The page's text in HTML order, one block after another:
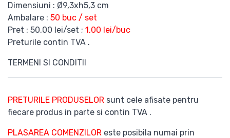
Dimensiuni : Ø9,3xh5,3 cm
Ambalare : 50 buc / set
Pret : 50,00 lei/set ; 1,00 lei/buc
Preturile contin TVA .
TERMENI SI CONDITII
PRETURILE PRODUSELOR sunt cele afisate pentru
fiecare produs in parte si contin TVA .
PLASAREA COMENZILOR este posibila numai prin